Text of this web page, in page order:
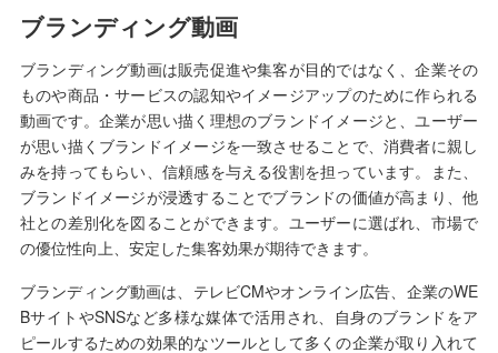
ブランディング動画
ブランディング動画は販売促進や集客が目的ではなく、企業その
ものや商品・サービスの認知やイメージアップのために作られる
動画です。企業が思い描く理想のブランドイメージと、ユーザー
が思い描くブランドイメージを一致させることで、消費者に親し
みを持ってもらい、信頼感を与える役割を担っています。また、
ブランドイメージが浸透することでブランドの価値が高まり、他
社との差別化を図ることができます。ユーザーに選ばれ、市場で
の優位性向上、安定した集客効果が期待できます。
ブランディング動画は、テレビCMやオンライン広告、企業のWE
BサイトやSNSなど多様な媒体で活用され、自身のブランドをア
ピールするための効果的なツールとして多くの企業が取り入れて